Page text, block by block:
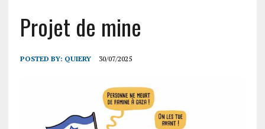
Projet de mine
POSTED BY: QUIERY 30/07/2025